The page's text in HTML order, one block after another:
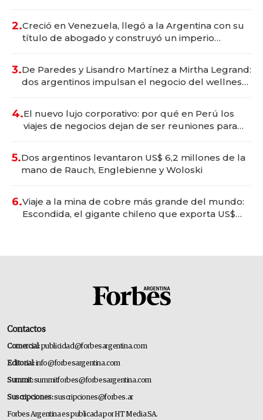
2.Creció en Venezuela, llegó a la Argentina con su
título de abogado y construyó un imperio
3.De Paredes y Lisandro Martínez a Mirtha Legrand:
dos argentinos impulsan el negocio del wellness
4.El nuevo lujo corporativo: por qué en Perú los
viajes de negocios dejan de ser reuniones para
5.Dos argentinos levantaron US$ 6,2 millones de la
mano de Rauch, Englebienne y Woloski
6.Viaje a la mina de cobre más grande del mundo:
Escondida, el gigante chileno que exporta US$
Contactos
Comercial:publicidad@forbesargentina.com
Editorial:info@forbesargentina.com
Summit:summitforbes@forbesargentina.com
Suscripciones:suscripciones@forbes.ar
Forbes Argentina es publicada por HT Media SA.